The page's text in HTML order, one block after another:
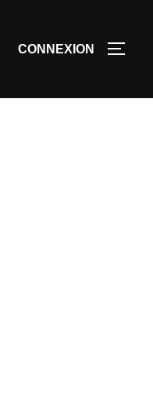
CONNEXION